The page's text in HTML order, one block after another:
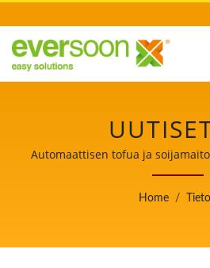
Automaattisen tofua ja
johtaja, joka asettaa
Home /